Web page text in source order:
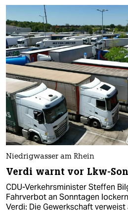
Niedrigwasser am Rhein
Verdi warnt vor Lkw-
CDU-Verkehrsminister Steffen
Fahrverbot an Sonntagen
Verdi: Die Gewerkschaft